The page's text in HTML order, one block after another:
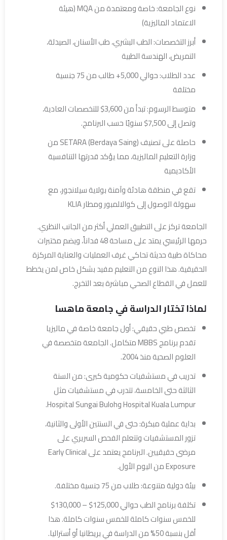
نوع الجامعة: خاصة ومعتمدة من MQA (هيئة
الاعتماد الماليزية)
أبرز التخصصات: الطب البشري، طب الأسنان، الصيدلة،
التمريض، الهندسة الطبية
عدد الطلاب: حوالي 5,000+ طالب من 75 جنسية
مختلفة
متوسط الرسوم: تبدأ من 3,600$ للتخصصات العادية،
وتصل إلى 7,500$ سنويًا حسب البرنامج.
حاصلة على تصنيف SETARA (Berdaya Saing) من
وزارة التعليم الماليزية، مما يؤكد قدرتها التنافسية
الأكاديمية
تقع في منطقة هادئة وآمنة بولاية سيلانجور، مع
سهولة الوصول إلى كوالالمبور ومطار KLIA
الجامعة تركز على التطبيق العملي أكثر من الجانب النظري.
حرمها الرئيسي يمتد على مساحة 48 فداناً، ويضم مختبرات
محاكاة طبية حديثة تحاكي غرف العمليات والعناية المركزة
الحقيقية. هذا النوع من التعليم مفيد بشكل خاص لمن يخطط
للعمل في القطاع الصحي مباشرة بعد التخرج.
لماذا تختار الدراسة في جامعة ماهسا
تخصص طبي حقيقي: أول جامعة خاصة في ماليزيا
تقدم برنامج MBBS متكامل. الجامعة متخصصة في
العلوم الصحية منذ 2004.
تدريب في مستشفيات حكومية كبرى: من السنة
الثالثة حتى الخامسة، تتدرب في مستشفيات مثل
Hospital Kuala Lumpur وHospital Sungai Buloh.
بداية عملية مبكرة: حتى في السنتين الأولى والثانية،
تزور المستشفيات وتتعلم الفحص السريري على
مرضى حقيقيين. البرنامج يعتمد على Early Clinical
Exposure من اليوم الأول.
بيئة دولية متنوعة: طلاب من 75 جنسية مختلفة.
تكلفة برنامج الطب حوالي 125,000$ – 130,000$
للخمس سنوات كاملة للخمس سنوات كاملة. هذا
أقل بنسبة 50% من الدراسة في بريطانيا أو أستراليا.